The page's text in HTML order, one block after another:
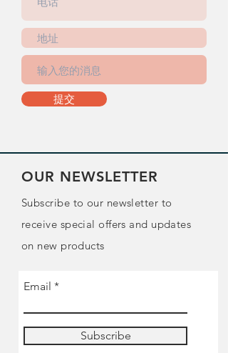
提交
OUR NEWSLETTER
Subscribe to our newsletter to
receive special offers and updates
on new products
Email
Subscribe